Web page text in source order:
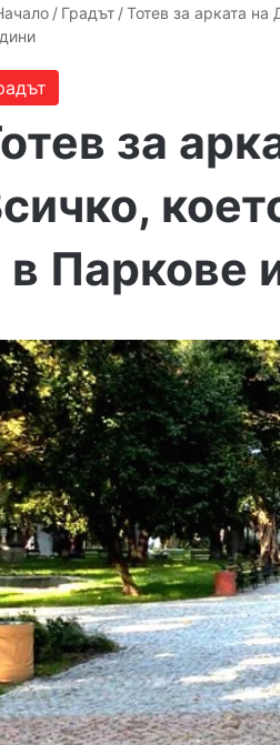
/ Градът / Тотев за арката
за
в Паркове